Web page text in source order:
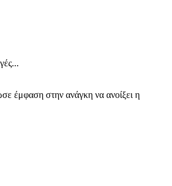
έμφαση στην ανάγκη να ανοίξει η